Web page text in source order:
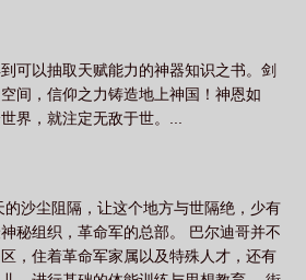
海贼之神级天赋系统 海贼之超神天赋百度百
网 海贼之超神天赋笔趣阁 海贼王之超神天赋免
赋txt 海贼之蓝麟大将 海贼之超强天赋系
海贼之超神天赋女主有几个 海贼之超神天赋 聚
海贼之超神海贼 海贼之超神天赋系统 海贼之
可以抽取天赋能力的神器知识之书。剑
间，信仰之力铸造地上神国！神恩如
界，就注定无敌于世。...
沙尘阻隔，让这个地方与世隔绝，少有
秘组织，革命军的总部。 巴尔迪哥并不
，住着革命军家属以及特殊人才，还有